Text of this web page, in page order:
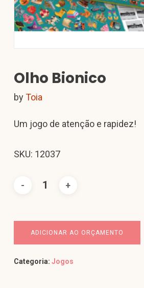
Olho Bionico
byToia
Um jogo de atenção e rapidez!
SKU: 12037
ADICIONAR AO ORÇAMENTO
Categoria: Jogos